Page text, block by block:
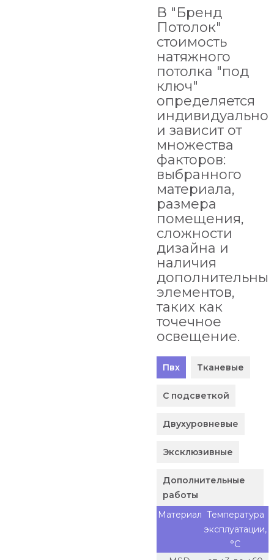
В "Бренд
Потолок"
стоимость
натяжного
потолка "под
ключ"
определяется
индивидуально
и зависит от
множества
факторов:
выбранного
материала,
размера
помещения,
сложности
дизайна и
наличия
элементов,
таких как
точечное
освещение.
Пвх Тканевые
С подсветкой
Двухуровневые
Эксклюзивные
Дополнительные
работы
Материал Температура
эксплуатации,
°С